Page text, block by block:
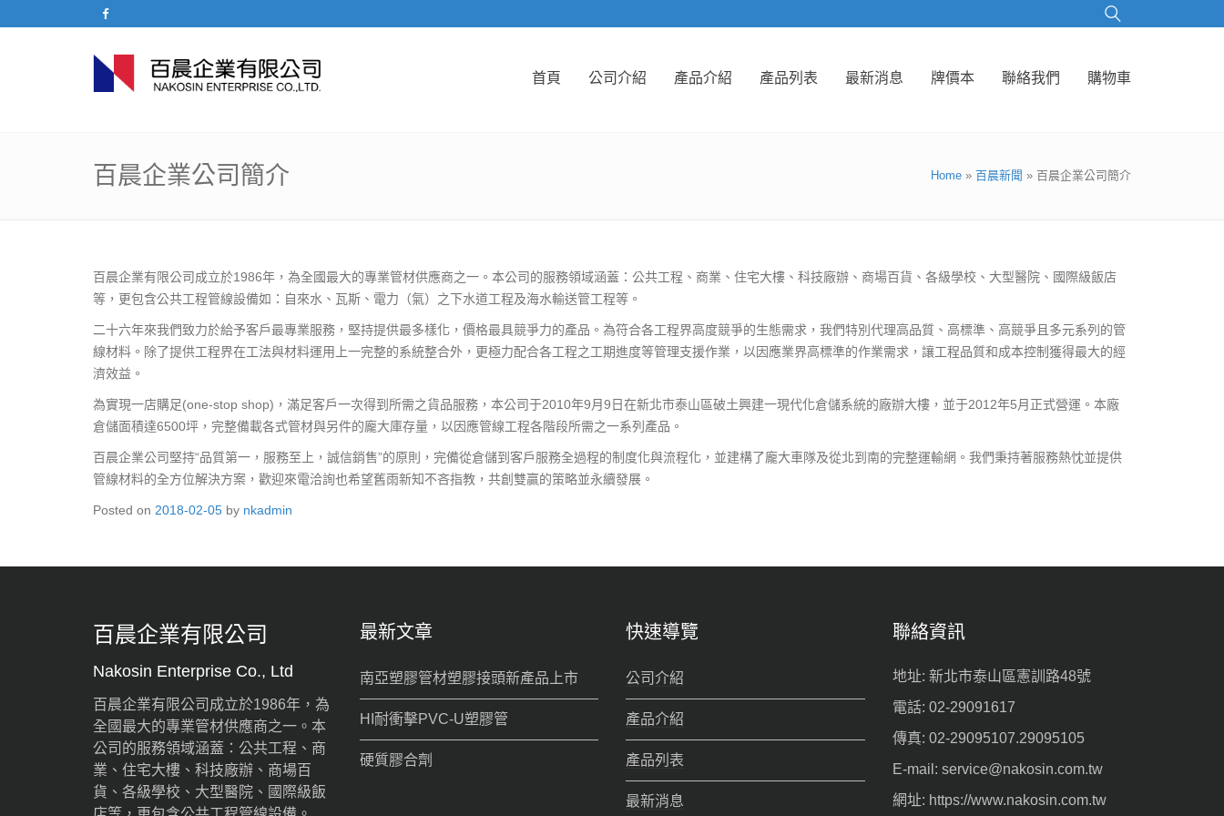
首頁 公司介紹 產品介紹 產品列表 最新消息 牌價本 聯絡我們 購物車
百晨企業公司簡介 Home » 百晨新聞 » 百晨企業公司簡介
百晨企業有限公司成立於1986年，為全國最大的專業管材供應商之一。本公司的服務領域涵蓋：公共工程、商業、住宅大樓、科技廠辦、商場百貨、各級學校、大型醫院、國際級飯店
等，更包含公共工程管線設備如：自來水、瓦斯、電力（氣）之下水道工程及海水輸送管工程等。
二十六年來我們致力於給予客戶最專業服務，堅持提供最多樣化，價格最具競爭力的產品。為符合各工程界高度競爭的生態需求，我們特別代理高品質、高標準、高競爭且多元系列的管
線材料。除了提供工程界在工法與材料運用上一完整的系統整合外，更極力配合各工程之工期進度等管理支援作業，以因應業界高標準的作業需求，讓工程品質和成本控制獲得最大的經
濟效益。
為實現一店購足(one-stop shop)，滿足客戶一次得到所需之貨品服務，本公司于2010年9月9日在新北市泰山區破土興建一現代化倉儲系統的廠辦大樓，並于2012年5月正式營運。本廠
倉儲面積達6500坪，完整備載各式管材與另件的龐大庫存量，以因應管線工程各階段所需之一系列產品。
百晨企業公司堅持“品質第一，服務至上，誠信銷售”的原則，完備從倉儲到客戶服務全過程的制度化與流程化，並建構了龐大車隊及從北到南的完整運輸網。我們秉持著服務熱忱並提供
管線材料的全方位解決方案，歡迎來電洽詢也希望舊雨新知不吝指教，共創雙贏的策略並永續發展。
Posted on 2018-02-05 by nkadmin
百晨企業有限公司
Nakosin Enterprise Co., Ltd
百晨企業有限公司成立於1986年，為
全國最大的專業管材供應商之一。本
公司的服務領域涵蓋：公共工程、商
業、住宅大樓、科技廠辦、商場百
貨、各級學校、大型醫院、國際級飯
最新文章
南亞塑膠管材塑膠接頭新產品上市
HI耐衝擊PVC-U塑膠管
硬質膠合劑
快速導覽
公司介紹
產品介紹
產品列表
最新消息
聯絡資訊
地址: 新北市泰山區憲訓路48號
電話: 02-29091617
傳真: 02-29095107.29095105
E-mail: service@nakosin.com.tw
網址: https://www.nakosin.com.tw